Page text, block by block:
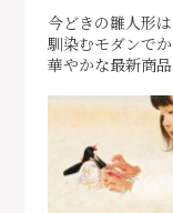
今どきの雛人形
馴染むモダンで
華やかな最新商